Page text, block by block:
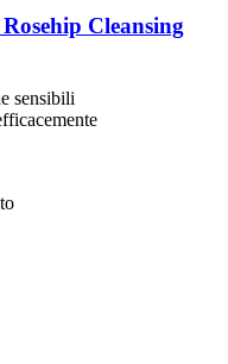
Cleansing
sensibili